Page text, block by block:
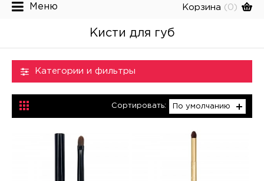
Меню Корзина (0)
Кисти для губ
Категории и фильтры
Сортировать: По умолчанию